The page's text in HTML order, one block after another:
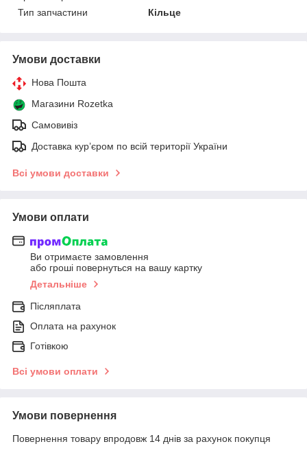
Тип запчастини
Кільце
Умови доставки
Нова Пошта
Магазини Rozetka
Самовивіз
Доставка кур’єром по всій території України
Всі умови доставки
Умови оплати
Ви отримаєте замовлення
або гроші повернуться на вашу картку
Детальніше
Післяплата
Оплата на рахунок
Готівкою
Всі умови оплати
Умови повернення
Повернення товару впродовж 14 днів за рахунок покупця